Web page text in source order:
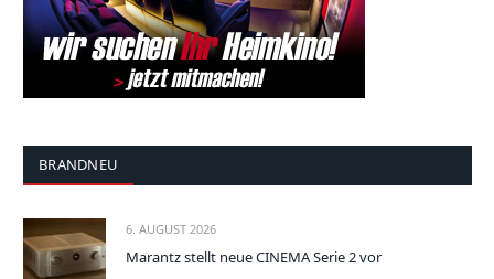
BRANDNEU
6. AUGUST 2026
Marantz stellt neue CINEMA Serie 2 vor